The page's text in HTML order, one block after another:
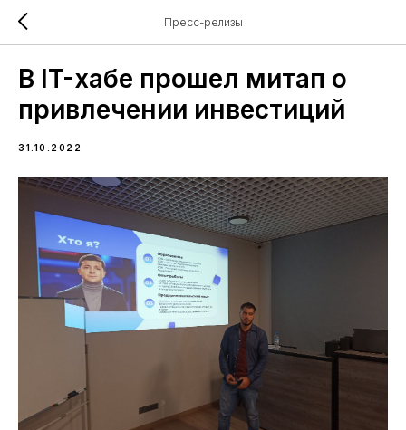
Пресс-релизы
В IT-хабе прошел митап о
привлечении инвестиций
31.10.2022